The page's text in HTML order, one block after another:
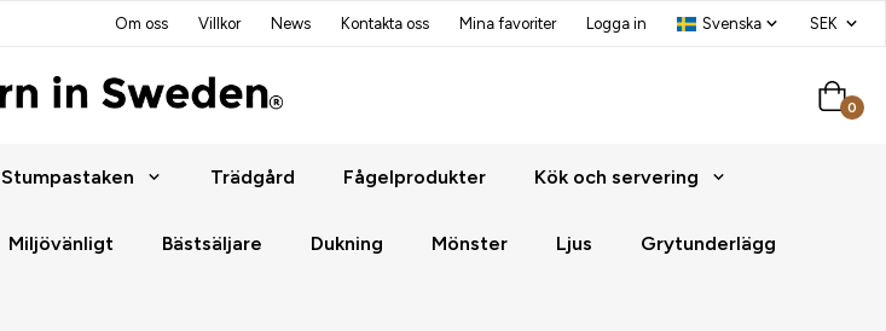
Om oss Villkor News Kontakta oss Mina favoriter Logga in
0
Stumpastaken Trädgård Fågelprodukter Kök och servering
Miljövänligt Bästsäljare Dukning Mönster Ljus Grytunderlägg